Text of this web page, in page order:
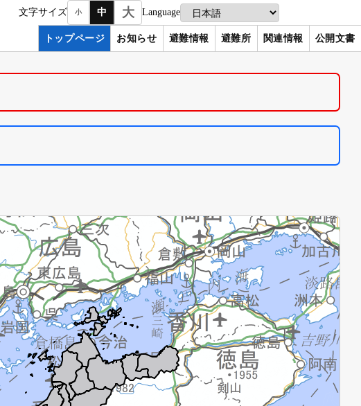
文字サイズ 小 中 大 Language
トップページ お知らせ 避難情報 避難所 関連情報 公開文書